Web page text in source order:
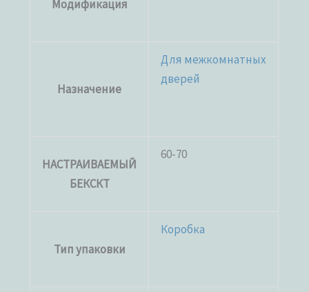
Модификация
Назначение
Для межкомнатных
дверей
НАСТРАИВАЕМЫЙ
БЕКСКТ
60-70
Тип упаковки
Коробка